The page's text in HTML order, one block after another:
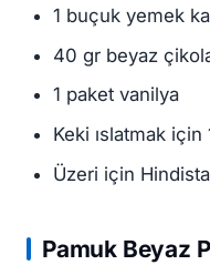
1 buçuk yemek
40 gr beyaz
1 paket vanilya
Keki ıslatmak
Üzeri için
Pamuk Beyaz